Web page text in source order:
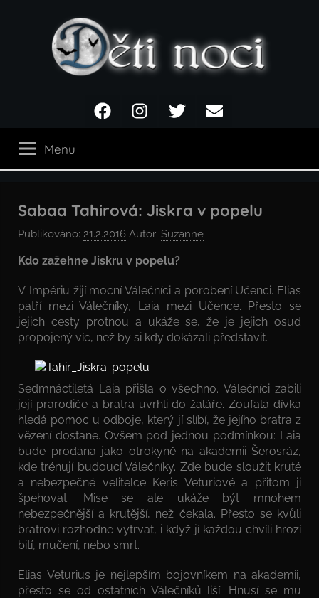
noci
FacebookInstagramTwitter Email
Menu
Sabaa Tahirová: Jiskra v popelu
Publikováno: 21.2.2016 Autor: Suzanne
Kdo zažehne Jiskru v popelu?
V Impériu žijí mocní Válečníci a porobení Učenci. Elias
patří mezi Válečníky, Laia mezi Učence. Přesto se
jejich cesty protnou a ukáže se, že je jejich osud
propojený víc, než by si kdy dokázali představit.
Sedmnáctiletá Laia přišla o všechno. Válečníci zabili
její prarodiče a bratra uvrhli do žaláře. Zoufalá dívka
hledá pomoc u odboje, který jí slíbí, že jejího bratra z
vězení dostane. Ovšem pod jednou podmínkou: Laia
bude prodána jako otrokyně na akademii Šerosráz,
kde trénují budoucí Válečníky. Zde bude sloužit kruté
a nebezpečné velitelce Keris Veturiové a přitom ji
špehovat. Mise se ale ukáže být mnohem
nebezpečnější a krutější, než čekala. Přesto se kvůli
bratrovi rozhodne vytrvat, i když jí každou chvíli hrozí
bití, mučení, nebo smrt.
Elias Veturius je nejlepším bojovníkem na akademii,
přesto se od ostatních Válečníků liší. Hnusí se mu